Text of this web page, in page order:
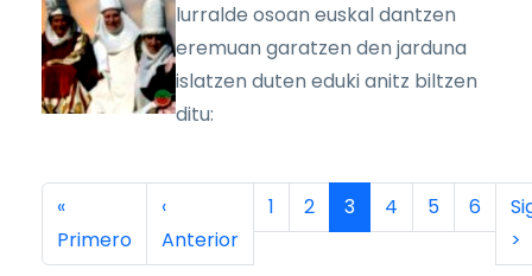
lurralde osoan euskal dantzen
eremuan garatzen den jarduna
islatzen duten eduki anitz biltzen
ditu:
Paginación
Primera página
«
Primero
Página anterior
‹
Anterior
Página
1 Página
2 Página actual
3 Página
4 Página
5 Página
6
>